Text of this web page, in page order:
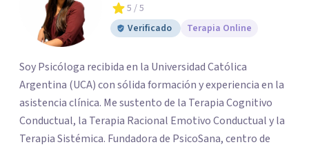
5 / 5
Verificado
Terapia Online
Soy Psicóloga recibida en la Universidad Católica
Argentina (UCA) con sólida formación y experiencia en la
asistencia clínica. Me sustento de la Terapia Cognitivo
Conductual, la Terapia Racional Emotivo Conductual y la
Terapia Sistémica. Fundadora de PsicoSana, centro de